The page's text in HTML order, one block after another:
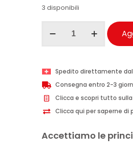
3 disponibili
Purificante
gel
detergente
esfoliante
quantità
Spedito direttamente
Consegna entro 2-3
Clicca e scopri tutto
Clicca qui per saperne di
Accettiamo le